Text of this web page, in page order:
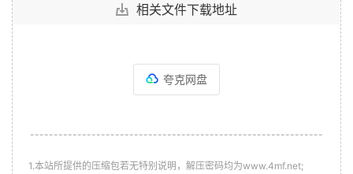
相关文件下载地址
夸克网盘
--------------------------------------------------------------
1.本站所提供的压缩包若无特别说明，解压密码均为www.4mf.net;